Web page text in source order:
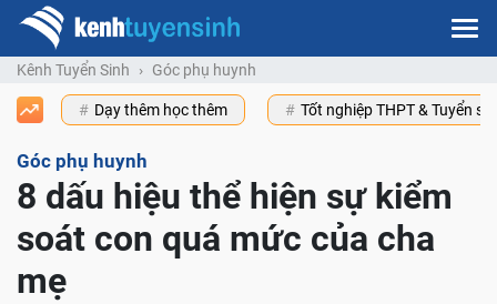
Kênh Tuyển Sinh Góc phụ huynh
Dạy thêm học thêm Tốt nghiệp THPT & Tuyển
Góc phụ huynh
8 dấu hiệu thể hiện sự kiểm
soát con quá mức của cha
mẹ